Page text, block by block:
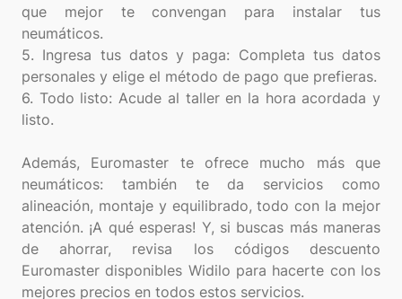
que mejor te convengan para instalar tus
neumáticos.
5. Ingresa tus datos y paga: Completa tus datos
personales y elige el método de pago que prefieras.
6. Todo listo: Acude al taller en la hora acordada y
listo.
Además, Euromaster te ofrece mucho más que
neumáticos: también te da servicios como
alineación, montaje y equilibrado, todo con la mejor
atención. ¡A qué esperas! Y, si buscas más maneras
de ahorrar, revisa los códigos descuento
Euromaster disponibles Widilo para hacerte con los